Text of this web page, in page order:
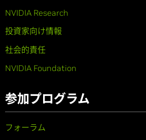
NVIDIA Research
投資家向け情報
社会的責任
NVIDIA Foundation
参加プログラム
フォーラム